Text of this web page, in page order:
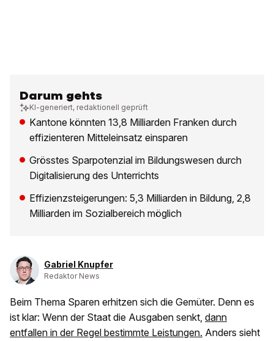
Darum gehts
KI-generiert, redaktionell geprüft
Kantone könnten 13,8 Milliarden Franken durch
effizienteren Mitteleinsatz einsparen
Grösstes Sparpotenzial im Bildungswesen durch
Digitalisierung des Unterrichts
Effizienzsteigerungen: 5,3 Milliarden in Bildung, 2,8
Milliarden im Sozialbereich möglich
Gabriel Knupfer
Redaktor News
Beim Thema Sparen erhitzen sich die Gemüter. Denn es
ist klar: Wenn der Staat die Ausgaben senkt, dann
entfallen in der Regel bestimmte Leistungen. Anders sieht